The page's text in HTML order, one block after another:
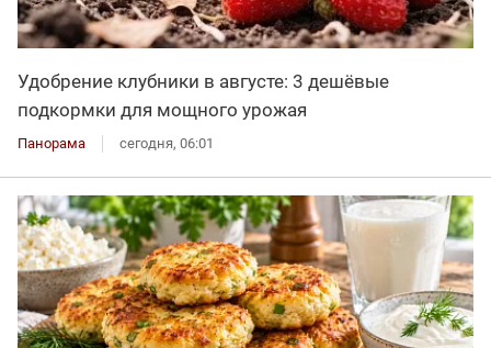
Удобрение клубники в августе: 3 дешёвые
подкормки для мощного урожая
Панорама сегодня, 06:01